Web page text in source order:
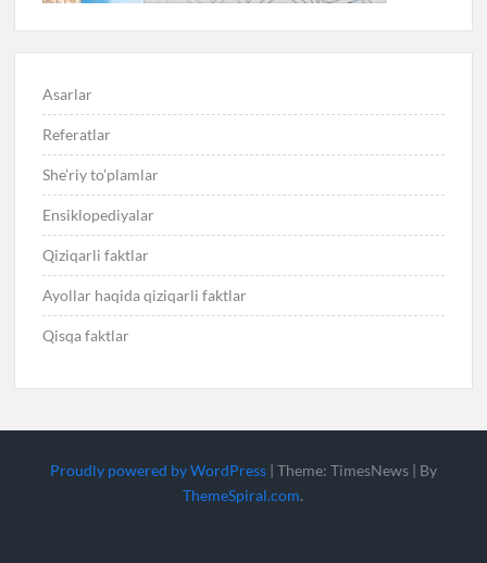
Asarlar
Referatlar
She’riy to’plamlar
Ensiklopediyalar
Qiziqarli faktlar
Ayollar haqida qiziqarli faktlar
Qisqa faktlar
Proudly powered by WordPress | Theme: TimesNews | By
ThemeSpiral.com.